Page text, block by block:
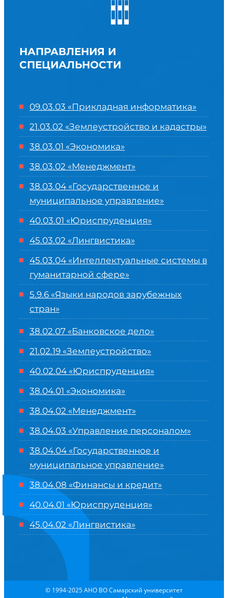
НАПРАВЛЕНИЯ И
СПЕЦИАЛЬНОСТИ
09.03.03 «Прикладная информатика»
21.03.02 «Землеустройство и кадастры»
38.03.01 «Экономика»
38.03.02 «Менеджмент»
38.03.04 «Государственное и
муниципальное управление»
40.03.01 «Юриспруденция»
45.03.02 «Лингвистика»
45.03.04 «Интеллектуальные системы в
гуманитарной сфере»
5.9.6 «Языки народов зарубежных
стран»
38.02.07 «Банковское дело»
21.02.19 «Землеустройство»
40.02.04 «Юриспруденция»
38.04.01 «Экономика»
38.04.02 «Менеджмент»
38.04.03 «Управление персоналом»
38.04.04 «Государственное и
муниципальное управление»
38.04.08 «Финансы и кредит»
40.04.01 «Юриспруденция»
45.04.02 «Лингвистика»
© 1994-2025 АНО ВО Самарский университет